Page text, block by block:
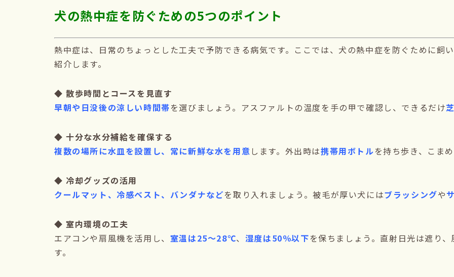
犬の熱中症を防ぐための5つのポイント
熱中症は、日常のちょっとした工夫で予防できる病気です。ここでは、犬の熱中症を防ぐために飼
紹介します。
◆ 散歩時間とコースを見直す
早朝や日没後の涼しい時間帯を選びましょう。アスファルトの温度を手の甲で確認し、できるだけ
◆ 十分な水分補給を確保する
複数の場所に水皿を設置し、常に新鮮な水を用意 します。外出時は携帯用ボトル を持ち歩き、こま
◆ 冷却グッズの活用
クールマット、冷感ベスト、バンダナなどを取り入れましょう。被毛が厚い犬にはブラッシングや
◆ 室内環境の工夫
エアコンや扇風機を活用し、 室温は25～28℃、 湿度は50％以下を保ちましょう。直射日光は遮り
す。